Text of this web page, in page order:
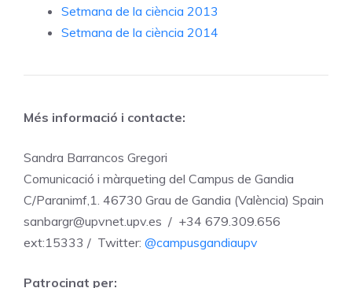
Setmana de la ciència 2013
Setmana de la ciència 2014
Més informació i contacte:
Sandra Barrancos Gregori
Comunicació i màrqueting del Campus de Gandia
C/Paranimf,1. 46730 Grau de Gandia (València) Spain
sanbargr@upvnet.upv.es / +34 679.309.656
ext:15333 / Twitter: @campusgandiaupv
Patrocinat per: